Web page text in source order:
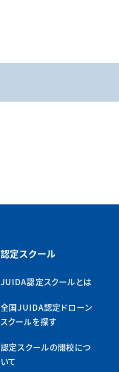
認定スクール
JUIDA認定スクールとは
全国JUIDA認定ドローン
スクールを探す
認定スクールの開校につ
いて